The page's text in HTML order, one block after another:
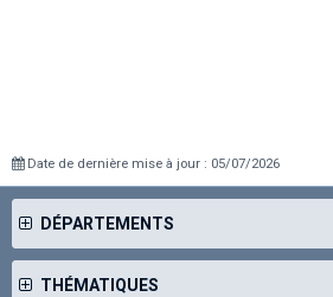
Date de dernière mise à jour : 05/07/2026
DÉPARTEMENTS
THÉMATIQUES